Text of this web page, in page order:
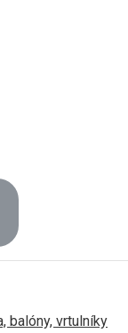
balóny, vrtulníky